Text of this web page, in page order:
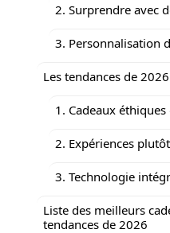
2. Surprendre avec
3. Personnalisation
Les tendances de
1. Cadeaux
2. Expériences
3. Technologie
Liste des meilleurs
tendances de 2026